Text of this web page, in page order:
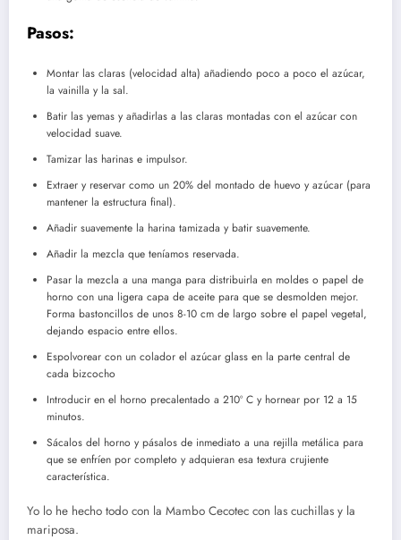
Pasos:
Montar las claras (velocidad alta) añadiendo poco a poco el azúcar,
la vainilla y la sal.
Batir las yemas y añadirlas a las claras montadas con el azúcar con
velocidad suave.
Tamizar las harinas e impulsor.
Extraer y reservar como un 20% del montado de huevo y azúcar (para
mantener la estructura final).
Añadir suavemente la harina tamizada y batir suavemente.
Añadir la mezcla que teníamos reservada.
Pasar la mezcla a una manga para distribuirla en moldes o papel de
horno con una ligera capa de aceite para que se desmolden mejor.
Forma bastoncillos de unos 8-10 cm de largo sobre el papel vegetal,
dejando espacio entre ellos.
Espolvorear con un colador el azúcar glass en la parte central de
cada bizcocho
Introducir en el horno precalentado a 210º C y hornear por 12 a 15
minutos.
Sácalos del horno y pásalos de inmediato a una rejilla metálica para
que se enfríen por completo y adquieran esa textura crujiente
característica.
Yo lo he hecho todo con la Mambo Cecotec con las cuchillas y la
mariposa.